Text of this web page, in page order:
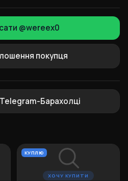
@wereex0
покупця
Барахолці
ХОЧУ КУПИТИ
КУПЛЮ